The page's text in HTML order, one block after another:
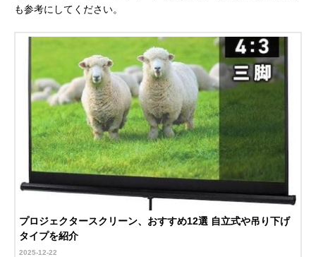
も参考にしてください。
プロジェクタースクリーン、おすすめ12選 自立式や吊り下げ
タイプを紹介
2025-12-22